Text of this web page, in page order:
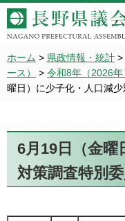
長野県議会 NAGANO
PREFECTURAL ASSEMBLY
ホーム > 県政情報・統計 >
ース）
> 令和8年（2026
曜日）に少子化・人口減
6月19日（金曜
対策調査特別